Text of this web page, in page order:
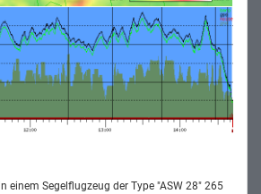
einem Segelflugzeug der Type "ASW 28" 265